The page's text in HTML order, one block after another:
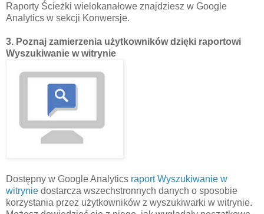
Raporty Ścieżki wielokanałowe znajdziesz w Google
Analytics w sekcji Konwersje.
3. Poznaj zamierzenia użytkowników dzięki raportowi
Wyszukiwanie w witrynie
Dostępny w Google Analytics raport Wyszukiwanie w
witrynie dostarcza wszechstronnych danych o sposobie
korzystania przez użytkowników z wyszukiwarki w witrynie.